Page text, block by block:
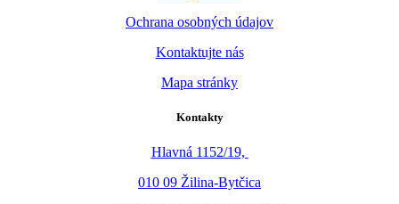
Ochrana osobných údajov
Kontaktujte nás
Mapa stránky
Kontakty
Hlavná 1152/19,
010 09 Žilina-Bytčica